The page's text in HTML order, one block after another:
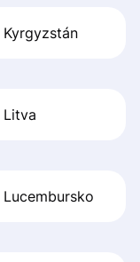
Kyrgyzstán
Litva
Lucembursko